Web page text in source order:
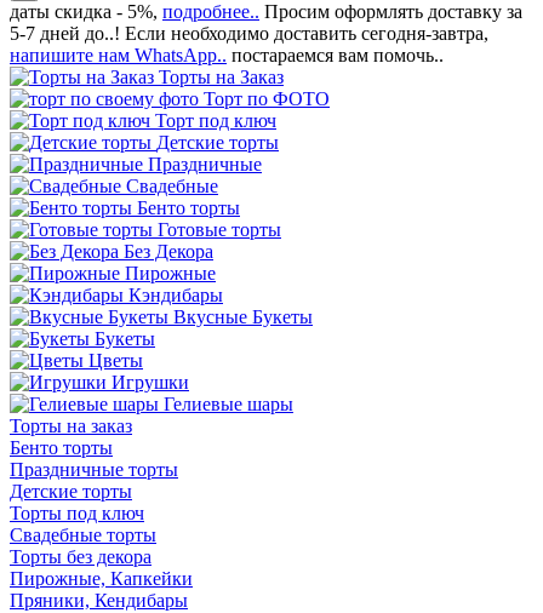
даты скидка - 5%, подробнее.. Просим оформлять доставку за
5-7 дней до..! Если необходимо доставить сегодня-завтра,
напишите нам WhatsApp.. постараемся вам помочь..
Торты на Заказ
Торт по ФОТО
Торт под ключ
Детские торты
Праздничные
Свадебные
Бенто торты
Готовые торты
Без Декора
Пирожные
Кэндибары
Вкусные Букеты
Букеты
Цветы
Игрушки
Гелиевые шары
Торты на заказ
Бенто торты
Праздничные торты
Детские торты
Торты под ключ
Свадебные торты
Торты без декора
Пирожные, Капкейки
Пряники, Кендибары